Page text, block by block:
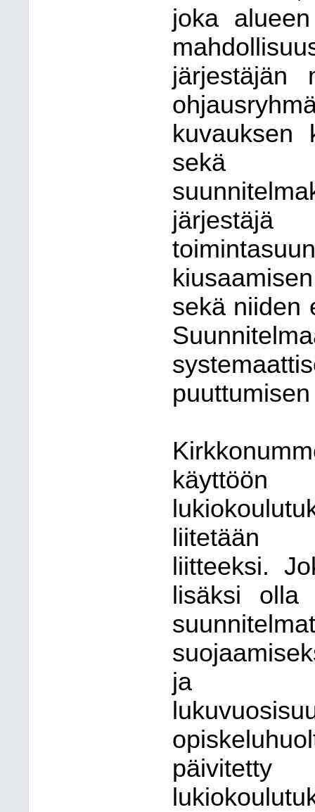
joka
järjestäjän
kuvauksen
sekä
sekä niiden
liitetään
liitteeksi.
lisäksi olla
ja